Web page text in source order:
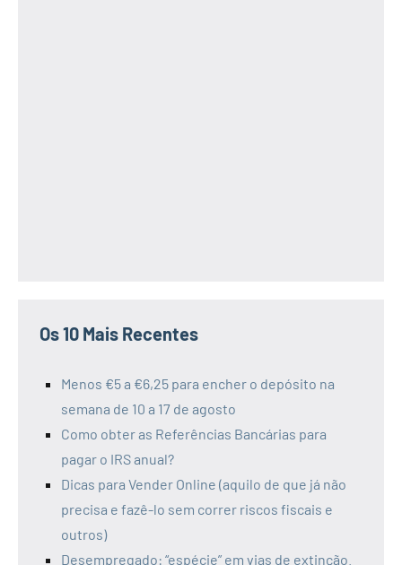
Os 10 Mais Recentes
Menos €5 a €6,25 para encher o depósito na
semana de 10 a 17 de agosto
Como obter as Referências Bancárias para
pagar o IRS anual?
Dicas para Vender Online (aquilo de que já não
precisa e fazê-lo sem correr riscos fiscais e
outros)
Desempregado: “espécie” em vias de extinção.